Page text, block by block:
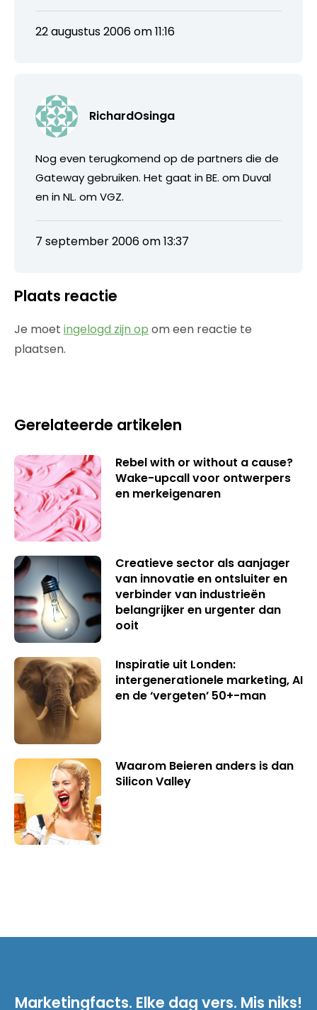
22 augustus 2006 om 11:16
RichardOsinga
Nog even terugkomend op de partners die de
Gateway gebruiken. Het gaat in BE. om Duval
en in NL. om VGZ.
7 september 2006 om 13:37
Plaats reactie
Je moet ingelogd zijn op om een reactie te
plaatsen.
Gerelateerde artikelen
Rebel with or without a cause?
Wake-upcall voor ontwerpers
en merkeigenaren
Creatieve sector als aanjager
van innovatie en ontsluiter en
verbinder van industrieën
belangrijker en urgenter dan
ooit
Inspiratie uit Londen:
intergenerationele marketing, AI
en de ‘vergeten’ 50+-man
Waarom Beieren anders is dan
Silicon Valley
Marketingfacts. Elke dag vers. Mis niks!